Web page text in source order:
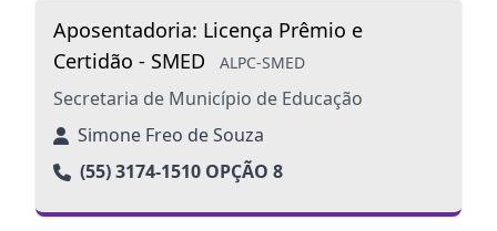
Aposentadoria: Licença Prêmio e
Certidão - SMED
ALPC-SMED
Secretaria de Município de Educação
Simone Freo de Souza
(55) 3174-1510 OPÇÃO 8